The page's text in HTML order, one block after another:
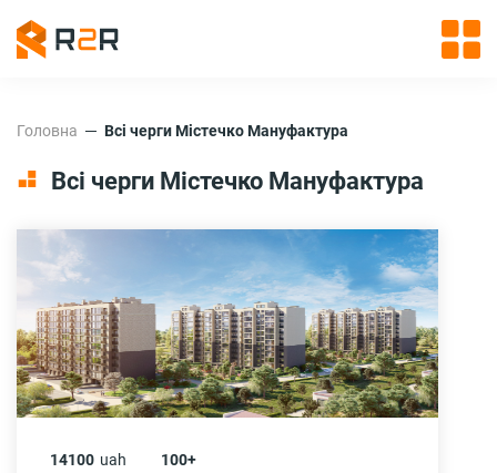
Головна Всі черги Містечко Мануфактура
Всі черги Містечко Мануфактура
14100 uah
100+